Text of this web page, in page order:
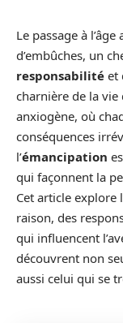
Le passage à
d’embûches, un
responsabilité et
charnière de la vie
anxiogène, où
conséquences
l’émancipation
qui façonnent la
Cet article explore
raison, des
qui influencent
découvrent non
aussi celui qui se